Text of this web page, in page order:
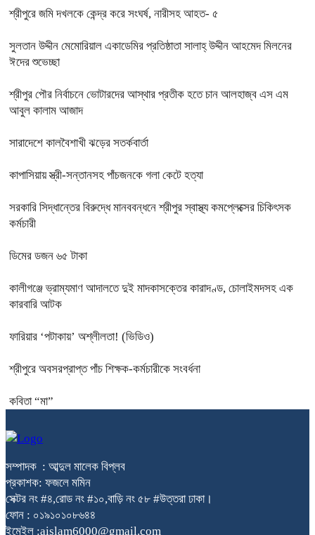
শ্রীপুরে জমি দখলকে কেন্দ্র করে সংঘর্ষ, নারীসহ আহত- ৫
সুলতান উদ্দীন মেমোরিয়াল একাডেমির প্রতিষ্ঠাতা সালাহ্ উদ্দীন আহমেদ মিলনের
ঈদের শুভেচ্ছা
শ্রীপুর পৌর নির্বাচনে ভোটারদের আস্থার প্রতীক হতে চান আলহাজ্ব এস এম
আবুল কালাম আজাদ
সারাদেশে কালবৈশাখী ঝড়ের সতর্কবার্তা
কাপাসিয়ায় স্ত্রী-সন্তানসহ পাঁচজনকে গলা কেটে হত্যা
সরকারি সিদ্ধান্তের বিরুদ্ধে মানববন্ধনে শ্রীপুর স্বাস্থ্য কমপ্লেক্সের চিকিৎসক
কর্মচারী
ডিমের ডজন ৬৫ টাকা
কালীগঞ্জে ভ্রাম্যমাণ আদালতে দুই মাদকাসক্তের কারাদণ্ড, চোলাইমদসহ এক
কারবারি আটক
ফারিয়ার ‘পটাকায়’ অশ্লীলতা! (ভিডিও)
শ্রীপুরে অবসরপ্রাপ্ত পাঁচ শিক্ষক-কর্মচারীকে সংবর্ধনা
কবিতা “মা”
সম্পাদক : আব্দুল মালেক বিপ্লব
প্রকাশক: ফজলে মমিন
সেক্টর নং #৪,রোড নং #১০,বাড়ি নং ৫৮ #উত্তরা ঢাকা।
ফোন : ০১৯১০১০৮৬৪৪
ইমেইল :aislam6000@gmail.com